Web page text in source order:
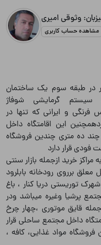
وثوقی امیری
مشاهده حساب کاربری
تراس دار در طبقه سوم یک ساختمان
سیستم گرمایشی شوفاژ
فرنگی و ایرانی که تنها در
داردهمچنین این اقامتگاه داخل
ده متری چندین فروشگاه
فودی قرار دارد
خرید ازجمله بازار سنتی
برروی رودخانه بابلرود
توریستی دریا کنار ، باغ
پرشیا وغیره میباشد ودر
قایق موتوری ،چهار چرخ
داخل مجتمع ساحلی قرار
مواد غذایی، کافه ،